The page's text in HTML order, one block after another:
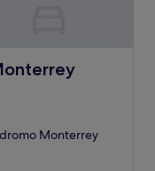
Airport
Monterrey